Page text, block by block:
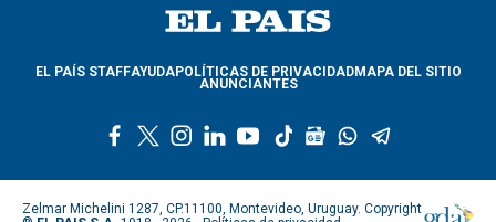
EL PAÍS STAFFAYUDAPOLÍTICAS DE PRIVACIDADMAPA DEL SITIO
ANUNCIANTES
c
e
w
i
s
t
l
n
k
y
u
t
k
g
o
w
a
l
e
Zelmar Michelini 1287, CP.11100, Montevideo, Uruguay. Copyright